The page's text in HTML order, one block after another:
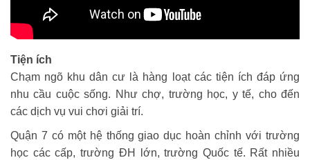
Tiện ích
Chạm ngõ khu dân cư là hàng loạt các tiện ích đáp ứng
nhu cầu cuộc sống. Như chợ, trường học, y tế, cho đến
các dịch vụ vui chơi giải trí.
Quận 7 có một hệ thống giao dục hoàn chỉnh với trường
học các cấp, trường ĐH lớn, trường Quốc tế. Rất nhiều